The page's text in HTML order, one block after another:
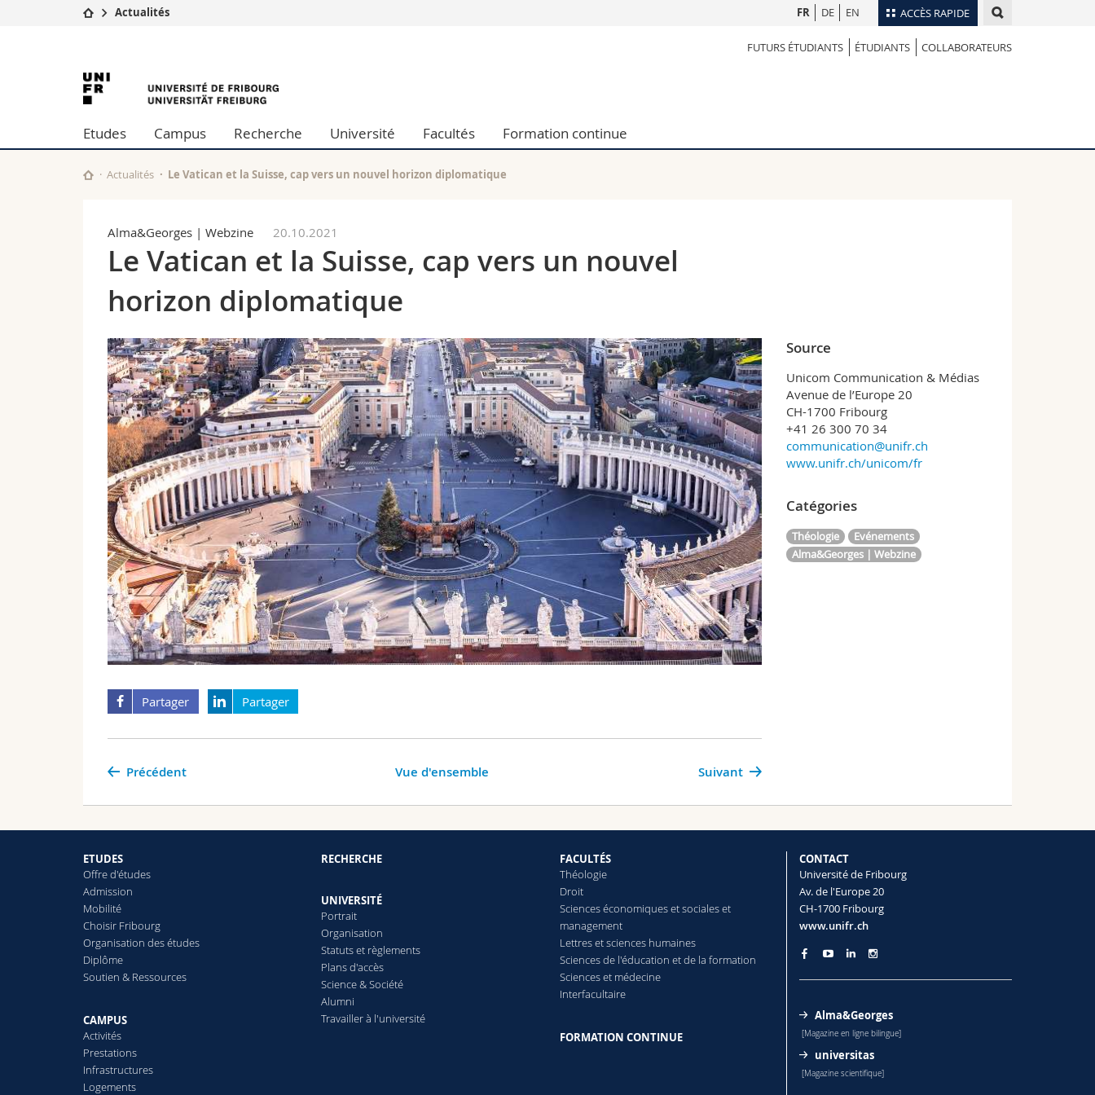
ACCÈS RAPIDE
Etudes
Campus
Université
Formation continue
Lettres et sciences humaines
Sciences de l'éducation et de la formation
Sciences et médecine
Interfacultaire
Collaborateurs
Annuaire du personnel
Programme des cours
FR DE EN
Actualités
FUTURS ÉTUDIANTS ÉTUDIANTS COLLABORATEURS
University
of
Fribourg
Etudes Campus Recherche Université Facultés Formation continue
Actualités Le Vatican et la Suisse, cap vers un nouvel horizon diplomatique
Alma&Georges | Webzine 20.10.2021
Le Vatican et la Suisse, cap vers un nouvel
horizon diplomatique
Partager Partager
Suivant
Précédent Vue d'ensemble
Source
Unicom Communication & Médias
Avenue de l’Europe 20
CH-1700 Fribourg
+41 26 300 70 34
communication@unifr.ch
www.unifr.ch/unicom/fr
Catégories
Théologie
Evénements
Alma&Georges | Webzine
ETUDES
Offre d'études
Admission
Mobilité
Choisir Fribourg
Organisation des études
Diplôme
Soutien & Ressources
CAMPUS
Activités
Prestations
Infrastructures
Logements
RECHERCHE
UNIVERSITÉ
Portrait
Organisation
Statuts et règlements
Plans d'accès
Science & Société
Alumni
Travailler à l'université
FACULTÉS
Théologie
Droit
Sciences économiques et sociales et
management
Lettreset sciences humaines
Sciences de l'éducation et de la formation
Sciences et médecine
Interfacultaire
FORMATION CONTINUE
CONTACT
Université de Fribourg
Av. de l'Europe 20
CH-1700 Fribourg
www.unifr.ch
Alma&Georges
[Magazine en ligne bilingue]
universitas
[Magazine scientifique]